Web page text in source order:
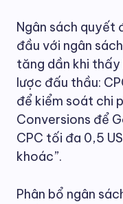
Ngân sách quyết
đầu với ngân
tăng dần khi thấy
lược đấu thầu:
để kiểm soát chi
Conversions để
CPC tối đa 0,5
khoác”.
Phân bổ ngân